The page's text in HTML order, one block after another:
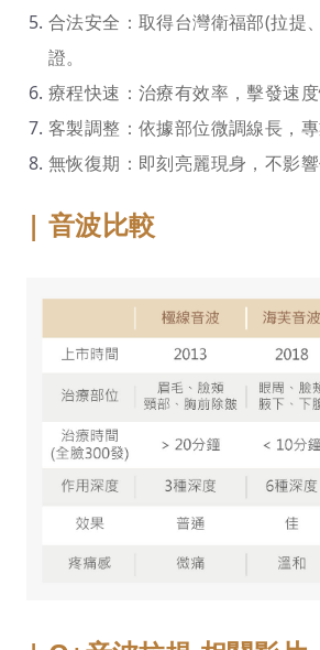
合法安全：取得台灣衛福部(拉提
證。
療程快速：治療有效率，擊發速
客製調整：依據部位微調線長，專
無恢復期：即刻亮麗現身，不影響
| 音波比較